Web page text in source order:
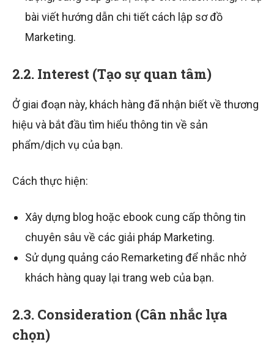
bài viết hướng dẫn chi tiết cách lập sơ đồ
Marketing.
2.2. Interest (Tạo sự quan tâm)
Ở giai đoạn này, khách hàng đã nhận biết về thương
hiệu và bắt đầu tìm hiểu thông tin về sản
phẩm/dịch vụ của bạn.
Cách thực hiện:
Xây dựng blog hoặc ebook cung cấp thông tin
chuyên sâu về các giải pháp Marketing.
Sử dụng quảng cáo Remarketing để nhắc nhở
khách hàng quay lại trang web của bạn.
2.3. Consideration (Cân nhắc lựa
chọn)